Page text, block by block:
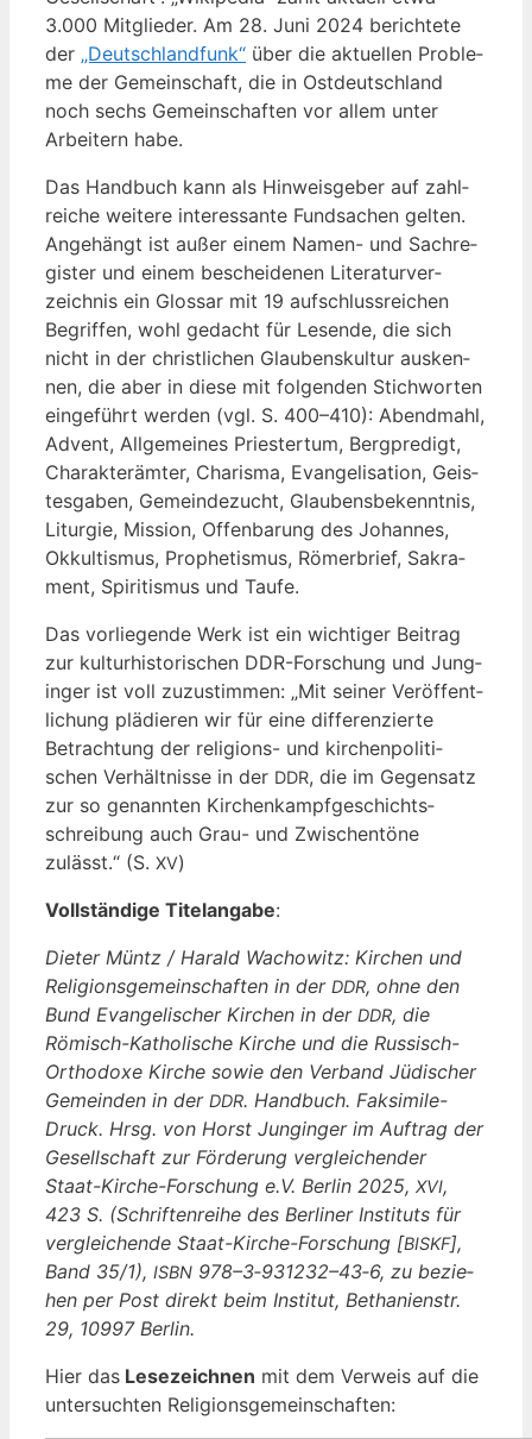
3.000 Mit­glie­der. Am 28. Juni 2024 berich­te­te
der „Deutsch­land­funk“ über die aktu­el­len Pro­ble­
me der Gemein­schaft, die in Ost­deutsch­land
noch sechs Gemein­schaf­ten vor allem unter
Arbei­tern habe.
Das Hand­buch kann als Hin­weis­ge­ber auf zahl­
rei­che wei­te­re inter­es­san­te Fund­sa­chen gel­ten.
Ange­hängt ist außer einem Namen- und Sach­re­
gis­ter und einem beschei­de­nen Lite­ra­tur­ver­
zeich­nis ein Glos­sar mit 19 auf­schluss­rei­chen
Begrif­fen, wohl gedacht für Lesen­de, die sich
nicht in der christ­li­chen Glau­bens­kul­tur aus­ken­
nen, die aber in die­se mit fol­gen­den Stich­wor­ten
ein­ge­führt wer­den (vgl. S. 400–410): Abend­mahl,
Advent, All­ge­mei­nes Pries­ter­tum, Berg­pre­digt,
Cha­rak­ter­äm­ter, Cha­ris­ma, Evan­ge­li­sa­ti­on, Geis­
tes­ga­ben, Gemein­de­zucht, Glau­bens­be­kennt­nis,
Lit­ur­gie, Mis­si­on, Offen­ba­rung des Johan­nes,
Okkul­tis­mus, Pro­phe­tis­mus, Römer­brief, Sakra­
ment, Spi­ri­tis­mus und Taufe.
Das vor­lie­gen­de Werk ist ein wich­ti­ger Bei­trag
zur kul­tur­his­to­ri­schen DDR-For­schung und Jung­
in­ger ist voll zuzu­stim­men: „Mit sei­ner Ver­öf­fent­
li­chung plä­die­ren wir für eine dif­fe­ren­zier­te
Betrach­tung der reli­gi­ons- und kir­chen­po­li­ti­
schen Ver­hält­nis­se in der DDR, die im Gegen­satz
zur so genann­ten Kir­chen­kampf­ge­schichts­
schrei­bung auch Grau- und Zwi­schen­tö­ne
zulässt.“ (S. XV)
Voll­stän­di­ge Titel­an­ga­be:
Die­ter Müntz / Harald Wacho­witz: Kir­chen und
Reli­gi­ons­ge­mein­schaf­ten in der DDR, ohne den
Bund Evan­ge­li­scher Kir­chen in der DDR, die
Römisch-Katho­li­sche Kir­che und die Rus­sisch-
Ortho­do­xe Kir­che sowie den Ver­band Jüdi­scher
Gemein­den in der DDR. Hand­buch. Fak­si­mi­le-
Druck. Hrsg. von Horst Jung­in­ger im Auf­trag der
Gesell­schaft zur För­de­rung ver­glei­chen­der
Staat-Kir­che-For­schung e.V. Ber­lin 2025, XVI,
423 S. (Schrif­ten­rei­he des Ber­li­ner Insti­tuts für
ver­glei­chen­de Staat-Kir­che-For­schung [BISKF],
Band 35/1), ISBN 978–3‑931232–43‑6, zu bezie­
hen per Post direkt beim Insti­tut, Betha­ni­en­str.
29, 10997 Berlin.
Hier das Lese­zeich­nen mit dem Ver­weis auf die
unter­such­ten Religionsgemeinschaften: